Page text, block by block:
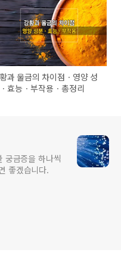
과 울금의 차이점ㆍ영양 성
효능ㆍ부작용ㆍ총정리
궁금증을 하나씩
좋겠습니다.